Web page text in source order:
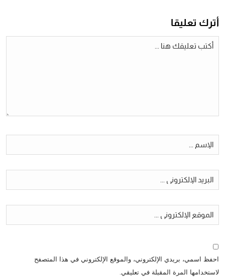
أترك تعليقا
احفظ اسمي، بريدي الإلكتروني، والموقع الإلكتروني في هذا المتصفح
لاستخدامها المرة المقبلة في تعليقي.